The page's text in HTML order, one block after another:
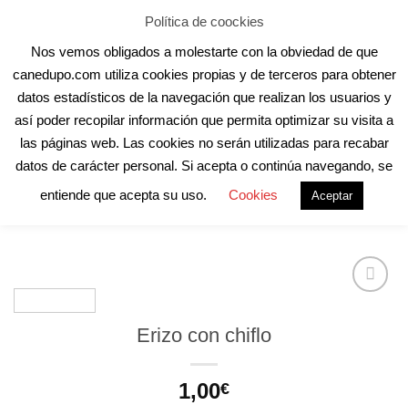
content
Aula Online Contacto Registro
INICIO ACCESORIOS / JUGUETES / MORDEDORES
Erizo con chiflo
1,00€
Política de coockies
Nos vemos obligados a molestarte con la obviedad de que
canedupo.com utiliza cookies propias y de terceros para obtener
datos estadísticos de la navegación que realizan los usuarios y
así poder recopilar información que permita optimizar su visita a
las páginas web. Las cookies no serán utilizadas para recabar
datos de carácter personal. Si acepta o continúa navegando, se
entiende que acepta su uso.
Cookies Aceptar